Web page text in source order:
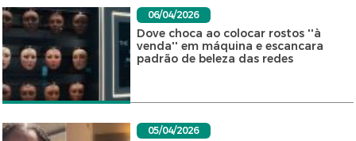
06/04/2026
Dove choca ao colocar rostos ''à
venda'' em máquina e escancara
padrão de beleza das redes
05/04/2026